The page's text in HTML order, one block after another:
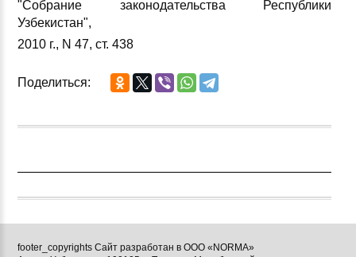
"Собрание законодательства Республики
Узбекистан",
2010 г., N 47, ст. 438
Поделиться:
footer_copyrights Сайт разработан в ООО «NORMA»